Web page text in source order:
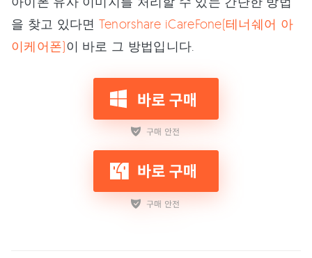
을 찾고 있다면 Tenorshare iCareFone(테너쉐어 아
이케어폰)이 바로 그 방법입니다.